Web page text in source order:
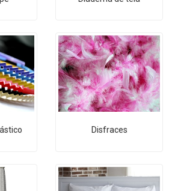
Disfraces